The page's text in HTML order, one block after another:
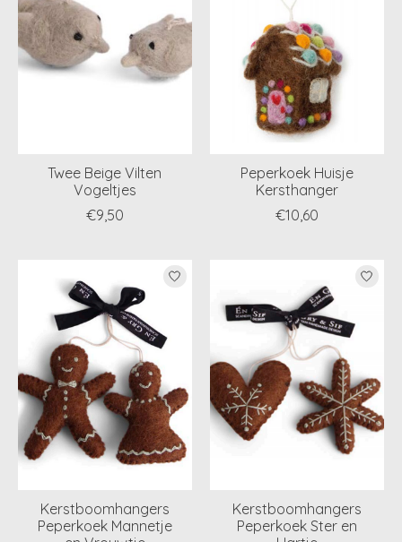
Twee Beige Vilten
Vogeltjes
€9,50
Peperkoek Huisje
Kersthanger
€10,60
Kerstboomhangers
Peperkoek Mannetje
Kerstboomhangers
Peperkoek Ster en